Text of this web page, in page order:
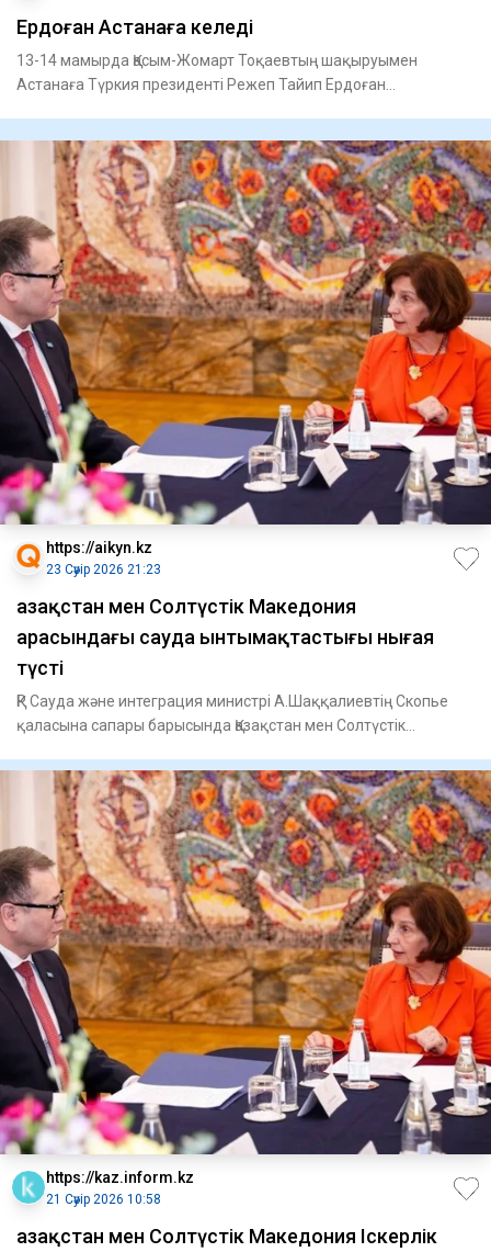
Ердоған Астанаға келеді
13-14 мамырда Қасым-Жомарт Тоқаевтың шақыруымен
Астанаға Түркия президенті Режеп Тайип Ердоған
https://aikyn.kz
23 Сәуір 2026 21:23
Қазақстан мен Солтүстік Македония
арасындағы сауда ынтымақтастығы нығая
түсті
ҚР Сауда және интеграция министрі А.Шаққалиевтің Скопье
қаласына сапары барысында Қазақстан мен Солтүстік
https://kaz.inform.kz
21 Сәуір 2026 10:58
Қазақстан мен Солтүстік Македония Іскерлік